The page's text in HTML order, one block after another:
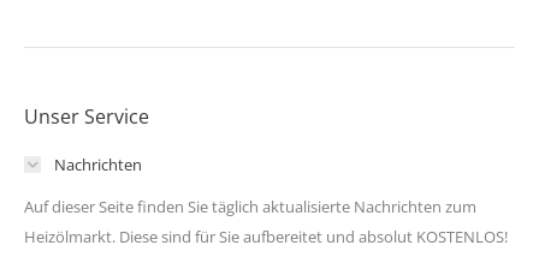
Unser Service
Nachrichten
Auf dieser Seite finden Sie täglich aktualisierte Nachrichten zum
Heizölmarkt. Diese sind für Sie aufbereitet und absolut KOSTENLOS!